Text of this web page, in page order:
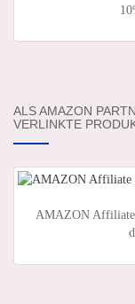
ALS AMAZON
VERLINKTE
AMAZON Affiliate